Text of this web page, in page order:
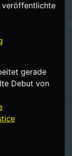
veröffentlichte
gerade
Debut von